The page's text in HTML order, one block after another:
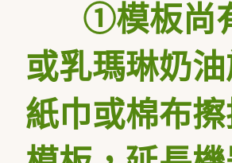
①模板尚有
或乳瑪琳奶
紙巾或棉布